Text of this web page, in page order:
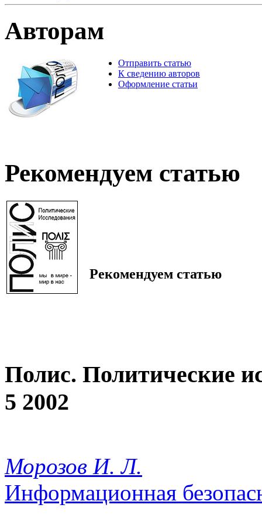
Авторам
Отправить статью
К сведению авторов
Оформление статьи
Рекомендуем статью
Рекомендуем статью
Полис. Политические
5 2002
Морозов И. Л.
Информационная